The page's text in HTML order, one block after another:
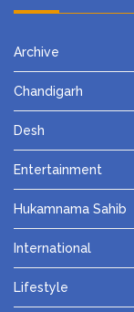
Archive
Chandigarh
Desh
Entertainment
Hukamnama Sahib
International
Lifestyle